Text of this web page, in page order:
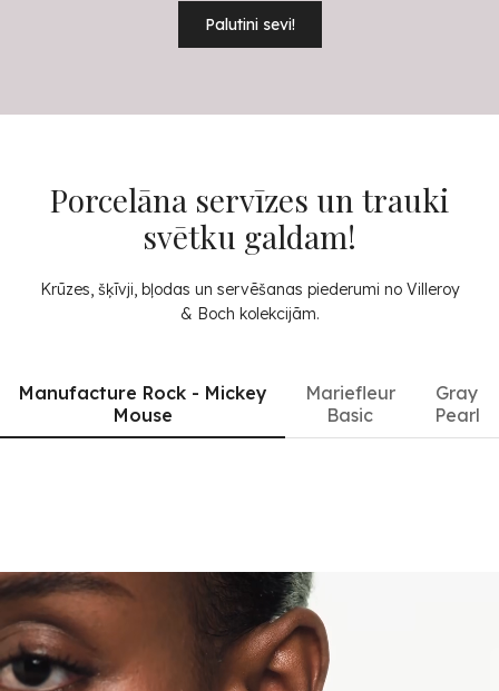
Palutini sevi!
Porcelāna servīzes un trauki
svētku galdam!
Krūzes, šķīvji, bļodas un servēšanas piederumi no Villeroy
& Boch kolekcijām.
Manufacture Rock - Mickey
Mouse
Mariefleur
Basic
Gray
Pearl